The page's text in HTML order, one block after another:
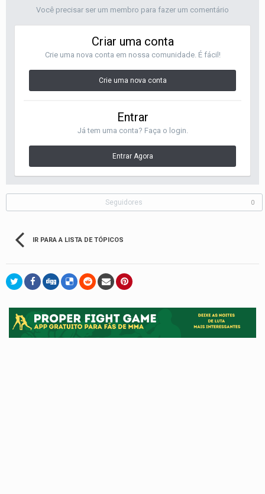
Você precisar ser um membro para fazer um comentário
Criar uma conta
Crie uma nova conta em nossa comunidade. É fácil!
Crie uma nova conta
Entrar
Já tem uma conta? Faça o login.
Entrar Agora
Seguidores 0
IR PARA A LISTA DE TÓPICOS